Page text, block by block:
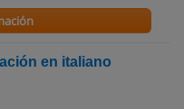
en italiano